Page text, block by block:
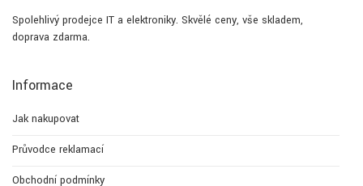
Spolehlivý prodejce IT a elektroniky. Skvělé ceny, vše skladem,
doprava zdarma.
Informace
Jak nakupovat
Průvodce reklamací
Obchodní podmínky